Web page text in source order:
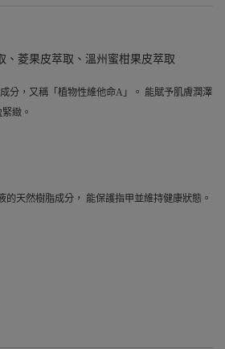
、菱果皮萃取、溫州蜜柑果皮萃取
分，又稱「植物性維他命A」。 能賦予肌膚潤澤
緻。
的天然樹脂成分， 能保護指甲並維持健康狀態。